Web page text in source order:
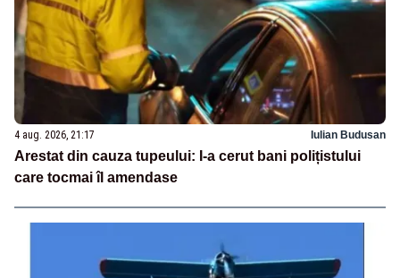
4 aug. 2026, 21:17 Iulian Budusan
Arestat din cauza tupeului: I-a cerut bani polițistului
care tocmai îl amendase